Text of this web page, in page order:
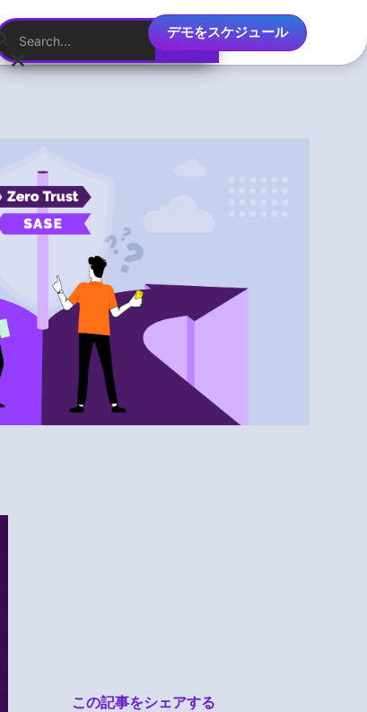
デモをスケジュール
この記事をシェアする